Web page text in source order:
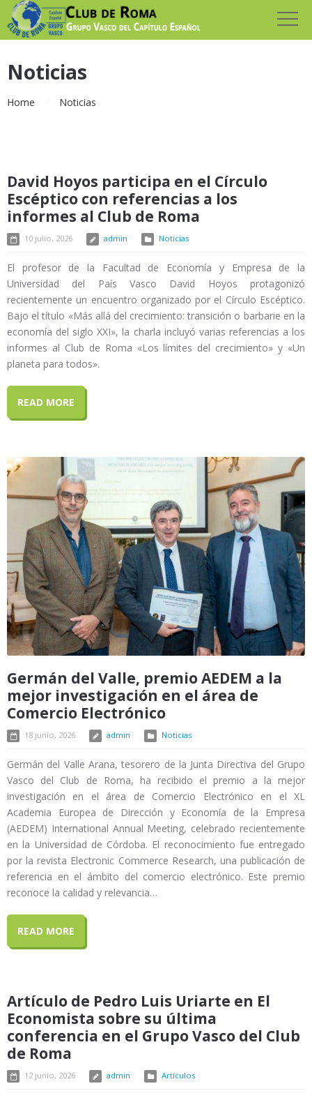
Noticias
Home Noticias
David Hoyos participa en el Círculo
Escéptico con referencias a los
informes al Club de Roma
10 julio, 2026 admin Noticias
El profesor de la Facultad de Economía y Empresa de la
Universidad del País Vasco David Hoyos protagonizó
recientemente un encuentro organizado por el Círculo Escéptico.
Bajo el título «Más allá del crecimiento: transición o barbarie en la
economía del siglo XXI», la charla incluyó varias referencias a los
informes al Club de Roma «Los límites del crecimiento» y «Un
planeta para todos».
READ MORE
Germán del Valle, premio AEDEM a la
mejor investigación en el área de
Comercio Electrónico
18 junio, 2026 admin Noticias
Germán del Valle Arana, tesorero de la Junta Directiva del Grupo
Vasco del Club de Roma, ha recibido el premio a la mejor
investigación en el área de Comercio Electrónico en el XL
Academia Europea de Dirección y Economía de la Empresa
(AEDEM) International Annual Meeting, celebrado recientemente
en la Universidad de Córdoba. El reconocimiento fue entregado
por la revista Electronic Commerce Research, una publicación de
referencia en el ámbito del comercio electrónico. Este premio
reconoce la calidad y relevancia…
READ MORE
Artículo de Pedro Luis Uriarte en El
Economista sobre su última
conferencia en el Grupo Vasco del Club
de Roma
12 junio, 2026 admin Artículos